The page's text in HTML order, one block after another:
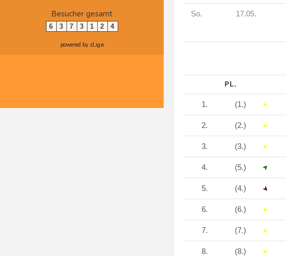
Besucher gesamt
6 3 7 3 1 2 4
powered by zLiga
So. 17.05.
PL.
1. (1.)
2. (2.)
3. (3.)
4. (5.)
5. (4.)
6. (6.)
7. (7.)
8. (8.)